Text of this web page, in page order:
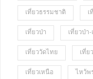
เที่ยวธรรมชาติ เ
เที่ยวป่า เที่ยวป่า-
เที่ยววัดไทย เที่ย
เที่ยวเหนือ ไหว้พ